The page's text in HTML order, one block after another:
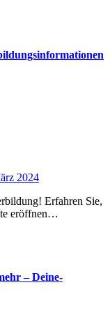
2024
eröffnen…
– Deine-